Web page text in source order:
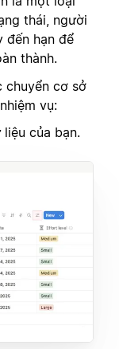
thái, người
đến hạn để
thành.
chuyển cơ sở
vụ:
của bạn.